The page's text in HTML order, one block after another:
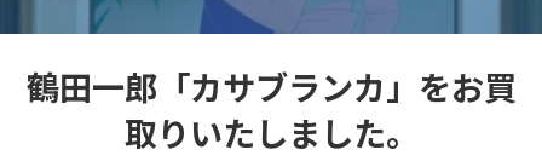
鶴田一郎「カサブランカ」をお買
取りいたしました。